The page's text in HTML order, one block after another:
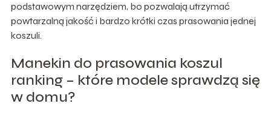
podstawowym narzędziem, bo pozwalają utrzymać
powtarzalną jakość i bardzo krótki czas prasowania jednej
koszuli.
Manekin do prasowania koszul
ranking – które modele sprawdzą się
w domu?